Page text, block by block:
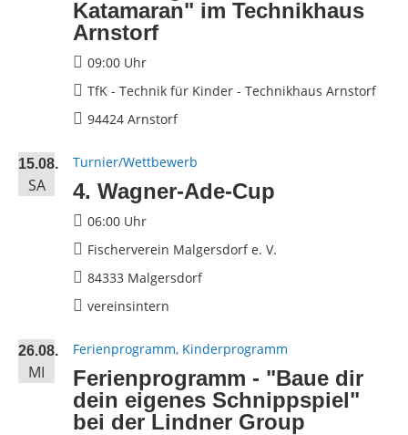
Katamaran" im Technikhaus
Arnstorf
09:00 Uhr
TfK - Technik für Kinder - Technikhaus Arnstorf
94424 Arnstorf
15.08.
SA
Turnier/Wettbewerb
4. Wagner-Ade-Cup
06:00 Uhr
Fischerverein Malgersdorf e. V.
84333 Malgersdorf
vereinsintern
26.08.
MI
Ferienprogramm, Kinderprogramm
Ferienprogramm - "Baue dir
dein eigenes Schnippspiel"
bei der Lindner Group